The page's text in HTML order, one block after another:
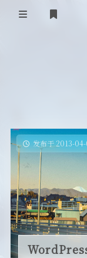
友情链接
留言板
关于
发布于 2013-